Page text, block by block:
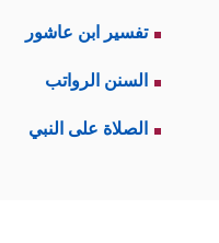
تفسير ابن عاشور
السنن الرواتب
الصلاة على النبي